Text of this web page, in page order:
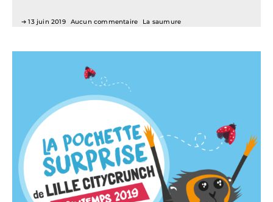
13 juin 2019 Aucun commentaire La saumure